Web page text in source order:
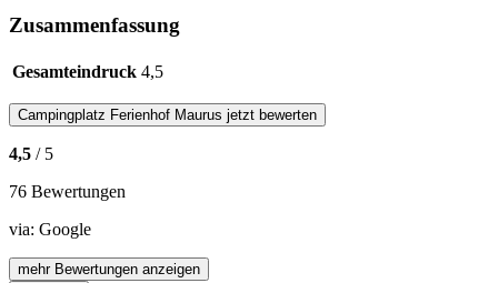
Zusammenfassung
Gesamteindruck 4,5
Campingplatz Ferienhof Maurus jetzt bewerten
4,5 / 5
76 Bewertungen
via: Google
mehr Bewertungen anzeigen